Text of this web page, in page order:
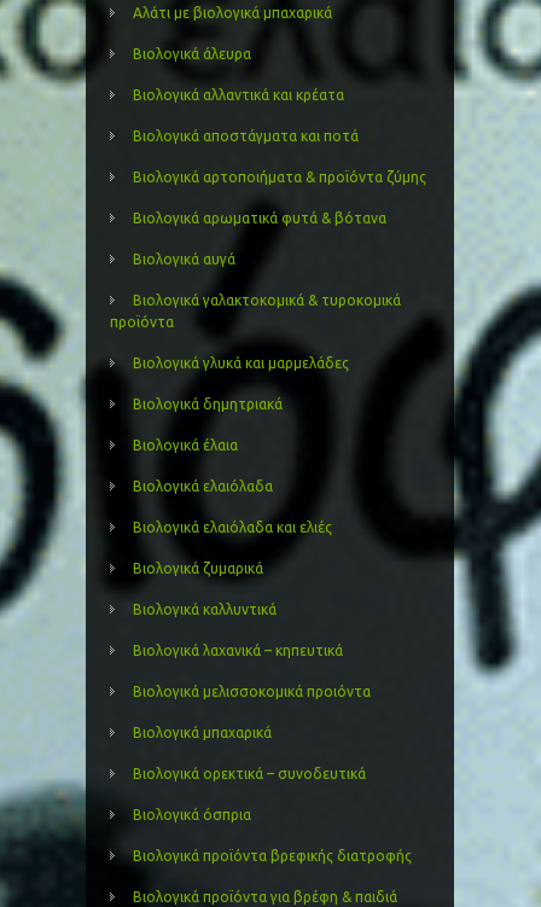
Αλάτι με βιολογικά μπαχαρικά
Βιολογικά άλευρα
Βιολογικά αλλαντικά και κρέατα
Βιολογικά αποστάγματα και ποτά
Βιολογικά αρτοποιήματα & προϊόντα ζύμης
Βιολογικά αρωματικά φυτά & βότανα
Βιολογικά αυγά
Βιολογικά γαλακτοκομικά & τυροκομικά
προϊόντα
Βιολογικά γλυκά και μαρμελάδες
Βιολογικά δημητριακά
Βιολογικά έλαια
Βιολογικά ελαιόλαδα
Βιολογικά ελαιόλαδα και ελιές
Βιολογικά ζυμαρικά
Βιολογικά καλλυντικά
Βιολογικά λαχανικά – κηπευτικά
Βιολογικά μελισσοκομικά προιόντα
Βιολογικά μπαχαρικά
Βιολογικά ορεκτικά – συνοδευτικά
Βιολογικά όσπρια
Βιολογικά προϊόντα βρεφικής διατροφής
Βιολογικά προϊόντα για βρέφη & παιδιά